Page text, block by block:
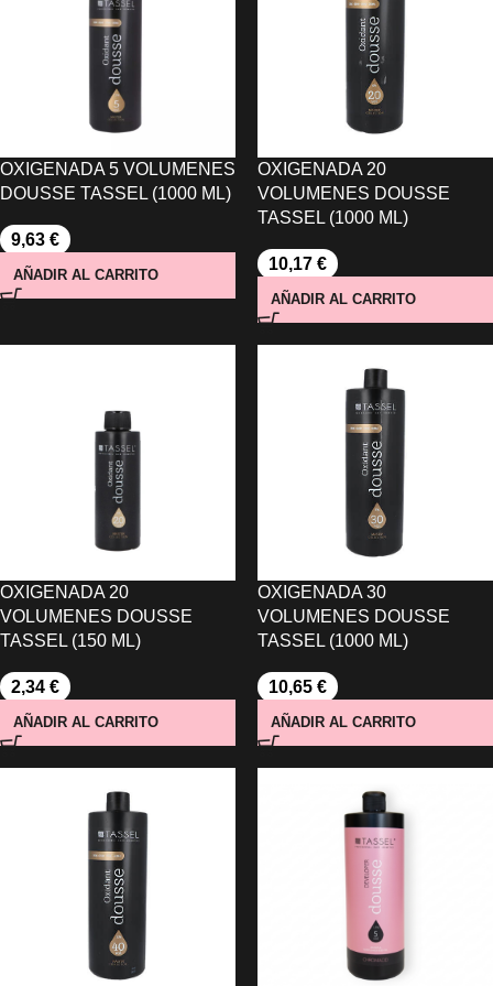
OXIGENADA 5 VOLUMENES
DOUSSE TASSEL (1000 ML)
9,63 €
AÑADIR AL CARRITO
OXIGENADA 20
VOLUMENES DOUSSE
TASSEL (1000 ML)
10,17 €
AÑADIR AL CARRITO
OXIGENADA 20
VOLUMENES DOUSSE
TASSEL (150 ML)
2,34 €
AÑADIR AL CARRITO
OXIGENADA 30
VOLUMENES DOUSSE
TASSEL (1000 ML)
10,65 €
AÑADIR AL CARRITO